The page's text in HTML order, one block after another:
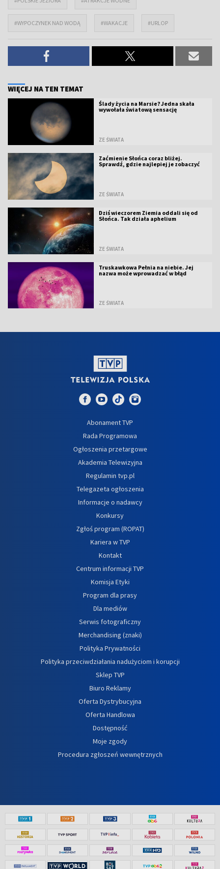
#WYPOCZYNEK NAD WODĄ #WAKACJE #URLOP
WIĘCEJ NA TEN TEMAT
Ślady życia na Marsie? Jedna skała
wywołała światową sensację
ZE ŚWIATA
Zaćmienie Słońca coraz bliżej.
Sprawdź, gdzie najlepiej je zobaczyć
ZE ŚWIATA
Dziś wieczorem Ziemia oddali się od
Słońca. Tak działa aphelium
ZE ŚWIATA
Truskawkowa Pełnia na niebie. Jej
nazwa może wprowadzać w błąd
ZE ŚWIATA
Abonament TVP
Rada Programowa
Ogłoszenia przetargowe
Akademia Telewizyjna
Regulamin tvp.pl
Telegazeta ogłoszenia
Informacje o nadawcy
Konkursy
Zgłoś program (ROPAT)
Kariera w TVP
Kontakt
Centrum informacji TVP
Komisja Etyki
Program dla prasy
Dla mediów
Serwis fotograficzny
Merchandising (znaki)
Polityka Prywatności
Polityka przeciwdziałania nadużyciom i korupcji
Sklep TVP
Biuro Reklamy
Oferta Dystrybucyjna
Oferta Handlowa
Dostępność
Moje zgody
Procedura zgłoszeń wewnętrznych